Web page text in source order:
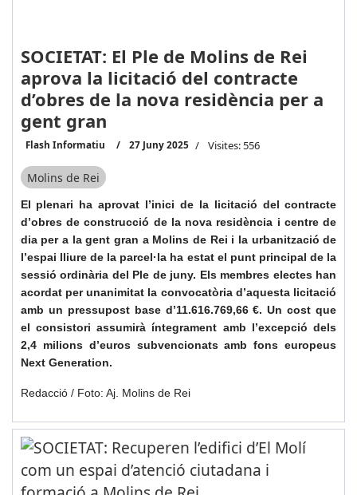
SOCIETAT: El Ple de Molins de Rei
aprova la licitació del contracte
d’obres de la nova residència per a
gent gran
Flash Informatiu 27 Juny 2025 Visites: 556
Molins de Rei
El plenari ha aprovat l’inici de la licitació del contracte
d’obres de construcció de la nova residència i centre de
dia per a la gent gran a Molins de Rei i la urbanització de
l’espai lliure de la parcel·la ha estat el punt principal de la
sessió ordinària del Ple de juny. Els membres electes han
acordat per unanimitat la convocatòria d’aquesta licitació
amb un pressupost base d’11.616.769,66 €. Un cost que
el consistori assumirà íntegrament amb l’excepció dels
2,4 milions d’euros subvencionats amb fons europeus
Next Generation.
Redacció / Foto: Aj. Molins de Rei